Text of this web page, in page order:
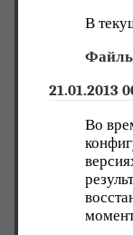
В
Файлы
21.01.2013
Во